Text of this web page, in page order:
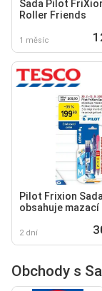
Sada Pilot
Roller Friends
1 měsíc
Pilot Frixion
obsahuje mazací
2 dní
Obchody s